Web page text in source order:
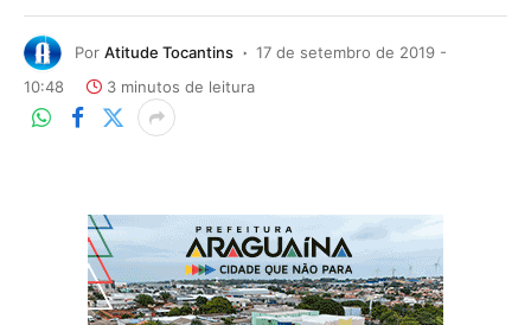
Por Atitude Tocantins
17 de setembro de 2019 -
10:48
3 minutos de leitura